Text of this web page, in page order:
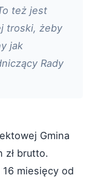
też jest
troski, żeby
jak
Rady
Gmina
zł brutto.
16 miesięcy od